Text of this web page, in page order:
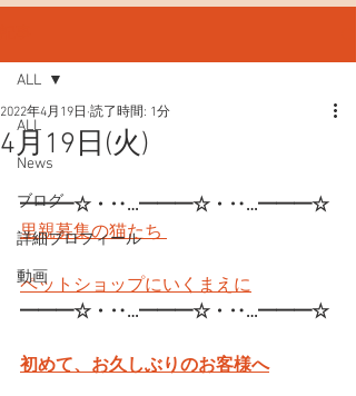
ALL
News
ブログ
詳細プロフィール
動画
ALL
4月19日(火)
2022年4月19日 読了時間: 1分
━━━☆・‥…━━━☆・‥…━━━☆
里親募集の猫たち
ペットショップにいくまえに
━━━☆・‥…━━━☆・‥…━━━☆
初めて、お久しぶりのお客様へ